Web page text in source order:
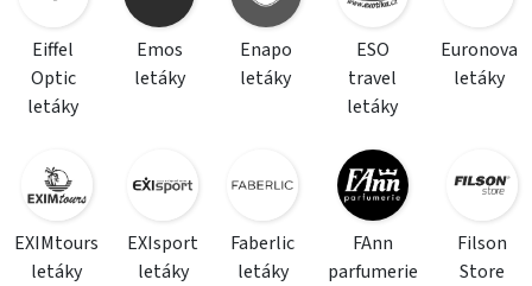
Eiffel
Optic
letáky
Emos
letáky
Enapo
letáky
ESO
travel
letáky
Euronova
letáky
EXIMtours
letáky
EXIsport
letáky
Faberlic
letáky
FAnn
parfumerie
Filson
Store